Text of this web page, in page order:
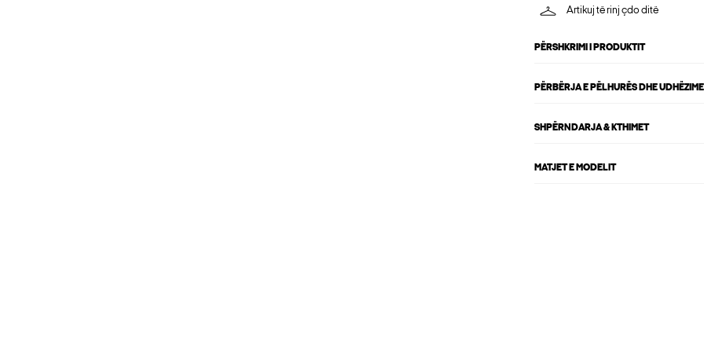
Artikuj të rinj çdo ditë
PËRSHKRIMI I PRODUKTIT
PËRBËRJA E PËLHURËS DHE
SHPËRNDARJA & KTHIMET
MATJET E MODELIT